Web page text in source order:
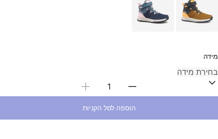
מידה
בחירת כמות
הוספה לסל הקניות